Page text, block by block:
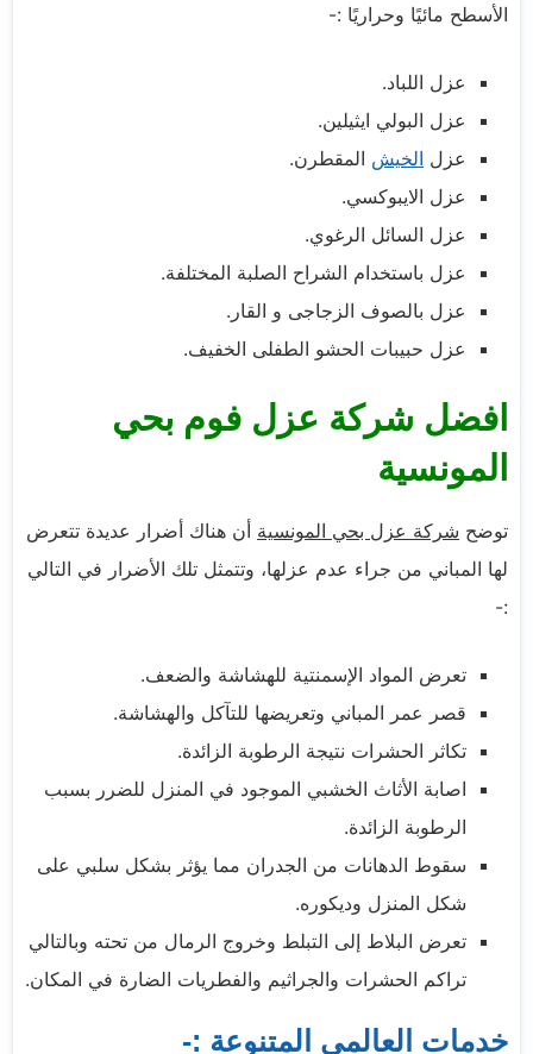
الأسطح مائيًا وحراريًا :-
عزل اللباد.
عزل البولي ايثيلين.
عزل الخيش المقطرن.
عزل الايبوكسي.
عزل السائل الرغوي.
عزل باستخدام الشراح الصلبة المختلفة.
عزل بالصوف الزجاجى و القار.
عزل حبيبات الحشو الطفلى الخفيف.
افضل شركة عزل فوم بحي
المونسية
توضح شركة عزل بحي المونسية أن هناك أضرار عديدة تتعرض
لها المباني من جراء عدم عزلها، وتتمثل تلك الأضرار في التالي
:-
تعرض المواد الإسمنتية للهشاشة والضعف.
قصر عمر المباني وتعريضها للتآكل والهشاشة.
تكاثر الحشرات نتيجة الرطوبة الزائدة.
اصابة الأثاث الخشبي الموجود في المنزل للضرر بسبب
الرطوبة الزائدة.
سقوط الدهانات من الجدران مما يؤثر بشكل سلبي على
شكل المنزل وديكوره.
تعرض البلاط إلى التبلط وخروج الرمال من تحته وبالتالي
تراكم الحشرات والجراثيم والفطريات الضارة في المكان.
خدمات العالمي المتنوعة :-